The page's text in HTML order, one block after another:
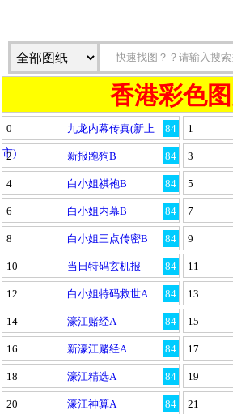
香港彩色
84
0
九龙内幕传真(新上
市)
1
84
2 新报跑狗B 3
84
4 白小姐祺袍B 5
84
6 白小姐内幕B 7
84
8 白小姐三点传密B 9
84
10 当日特码玄机报 11
84
12 白小姐特码救世A 13
84
14 濠江赌经A 15
84
16 新濠江赌经A 17
84
18 濠江精选A 19
84
20 濠江神算A 21